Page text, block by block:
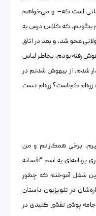
زمانی است که– و می‌خواهم
بگویم، که کلاس درس به
محو شد، و بعد در اتاق
رفته بودم، بخاطر لباس
شدم، از بیهوش شدنم در
کجاست؟ زره‌ام دست
برخی همکارانم و من
برنامه‌ای به اسم “افسانه
و طی ۱۴ سال، در این شغل آموختم که چطور
در تلویزیون داستان
پوشی نقشی کلیدی در